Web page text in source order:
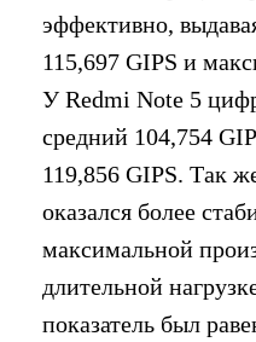
эффективно,
115,697 GIPS и
У Redmi Note 5
средний 104,754
119,856 GIPS. Так
оказался более
максимальной
длительной
показатель был